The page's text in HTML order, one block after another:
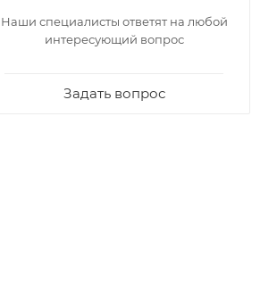
Наши специалисты ответят на любой
интересующий вопрос
Задать вопрос